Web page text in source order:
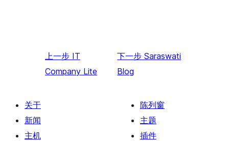
上一步 IT
Company Lite
下一步 Saraswati
Blog
关于
新闻
主机
陈列窗
主题
插件